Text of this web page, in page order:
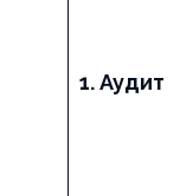
1. Аудит